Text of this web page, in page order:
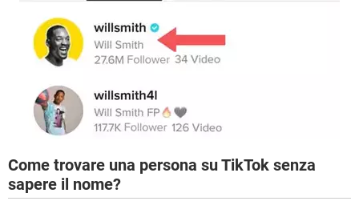
Come trovare una persona su TikTok senza
sapere il nome?